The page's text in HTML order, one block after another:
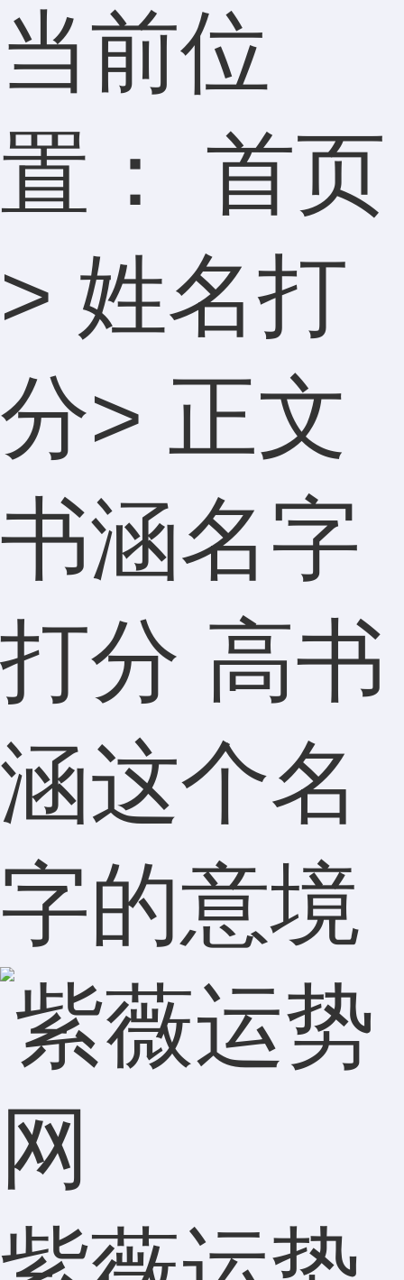
当前位
置： 首页
> 姓名打
分> 正文
书涵名字
打分 高书
涵这个名
字的意境